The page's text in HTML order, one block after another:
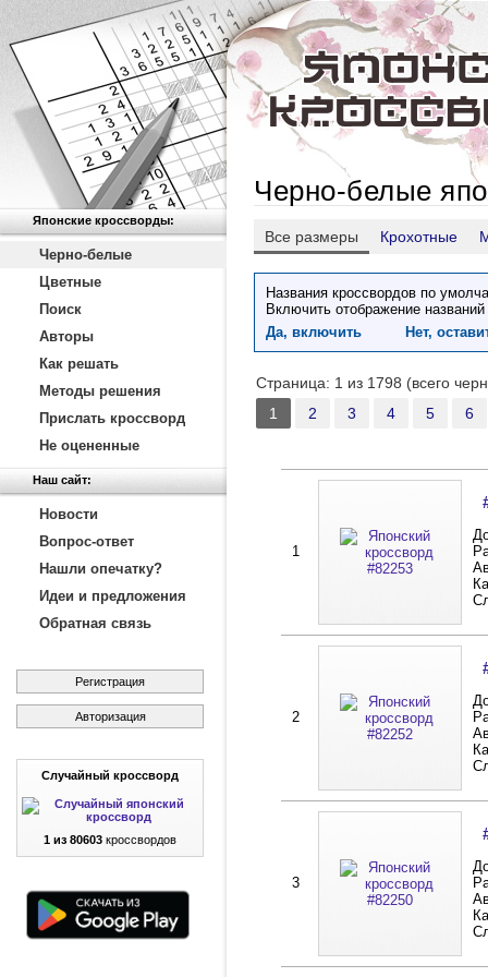
Японские кроссворды:
Черно-белые
Цветные
Поиск
Авторы
Как решать
Методы решения
Прислать кроссворд
Не оцененные
Наш сайт:
Новости
Вопрос-ответ
Нашли опечатку?
Идеи и предложения
Обратная связь
Регистрация
Авторизация
Случайный кроссворд
1 из 80603 кроссвордов
Черно-белые
Все размеры Крохотные
Названия кроссвордов по
Включить отображение
Да, включить
Нет,
Страница: 1 из 1798 (всего
1
2 3 4 5 6
1
2
3